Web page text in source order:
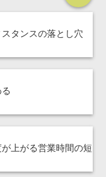
タンスの落とし穴
上がる営業時間の短